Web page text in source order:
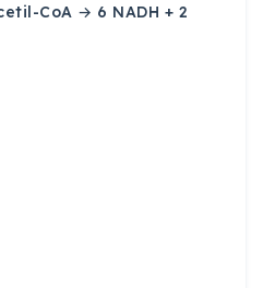
CoA → 6 NADH + 2